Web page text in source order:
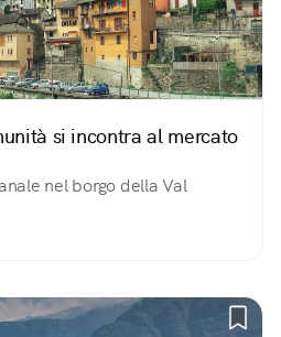
si incontra al mercato
nel borgo della Val